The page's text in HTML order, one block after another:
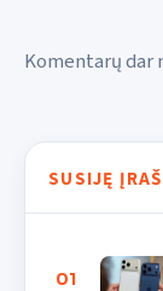
Komentarų dar
SUSIJĘ
01